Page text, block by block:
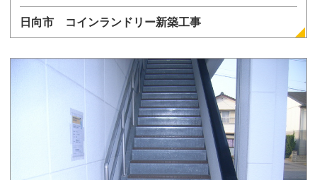
日向市 コインランドリー新築工事
詳しく見る